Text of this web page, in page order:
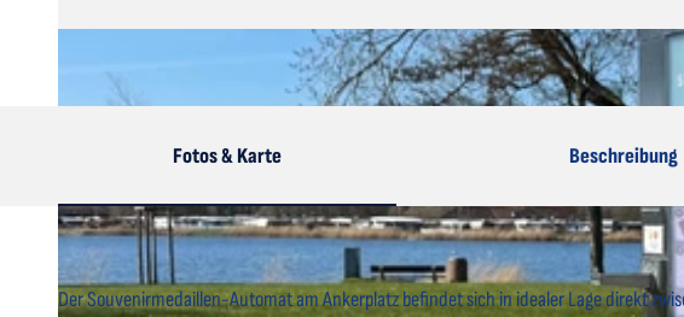
Fotos & Karte Beschreibung
Der Souvenirmedaillen-Automat am Ankerplatz befindet sich in idealer Lage direkt